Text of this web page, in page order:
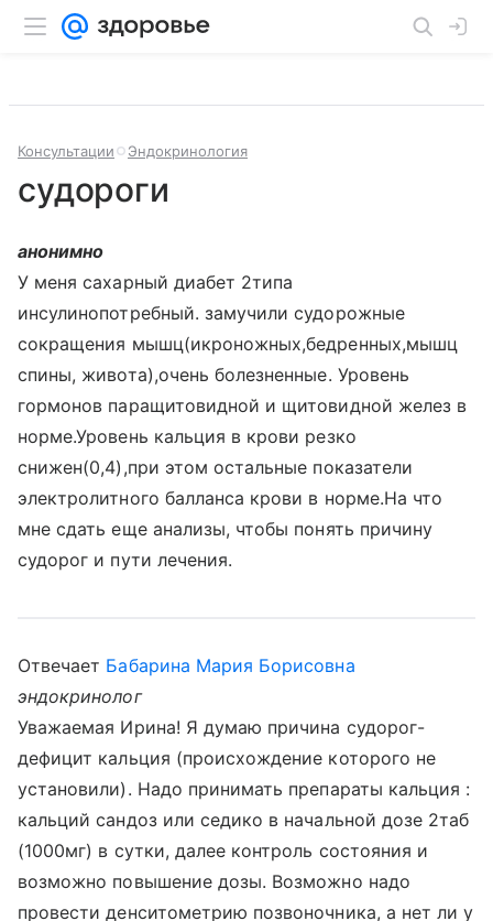
Консультации Эндокринология
судороги
анонимно
У меня сахарный диабет 2типа
инсулинопотребный. замучили судорожные
сокращения мышц(икроножных,бедренных,мышц
спины, живота),очень болезненные. Уровень
гормонов паращитовидной и щитовидной желез в
норме.Уровень кальция в крови резко
снижен(0,4),при этом остальные показатели
электролитного балланса крови в норме.На что
мне сдать еще анализы, чтобы понять причину
судорог и пути лечения.
Отвечает Бабарина Мария Борисовна
эндокринолог
Уважаемая Ирина! Я думаю причина судорог-
дефицит кальция (происхождение которого не
установили). Надо принимать препараты кальция :
кальций сандоз или седико в начальной дозе 2таб
(1000мг) в сутки, далее контроль состояния и
возможно повышение дозы. Возможно надо
провести денситометрию позвоночника, а нет ли у